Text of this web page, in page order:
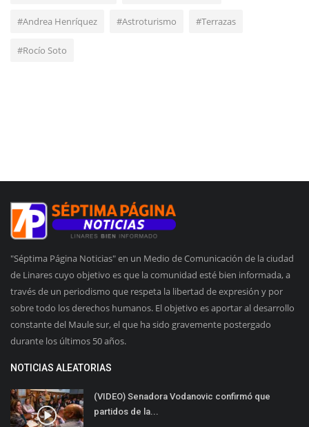
#Andrea Henríquez #Astroturismo #Terrazas
#Rocío Soto
"Séptima Página Noticias" en un Medio de Comunicación de la ciudad
de Linares cuyo objetivo es que la comunidad esté bien informada, a
través de un periodismo que respeta la libertad de expresión y por
sobre todo los derechos humanos. El objetivo es aportar al desarrollo
constante del Maule sur, el que ha sido gravemente postergado
durante los últimos 50 años.
NOTICIAS ALEATORIAS
(VIDEO) Senadora Vodanovic confirmó que
partidos de la...